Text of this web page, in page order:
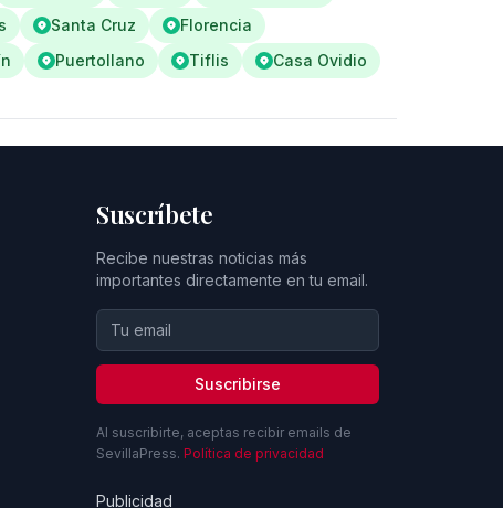
Santa Cruz
Florencia
Puertollano Tiflis
Casa Ovidio
Suscríbete
Recibe nuestras noticias más
importantes directamente en tu email.
Suscribirse
Al suscribirte, aceptas recibir emails de
SevillaPress. Política de privacidad
Publicidad